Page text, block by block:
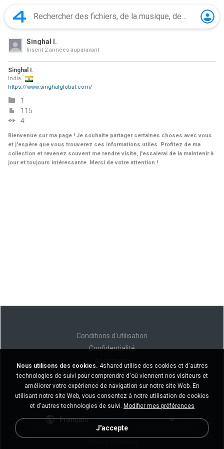
Singhal I.
Inscrit 2 années auparavant
Singhal I.
India
https://www.singhalglobal.com/
1
115
4
Bienvenue sur ma page ! Je souhaite partager certaines choses avec vous
et j'espère que vous trouverez ces informations utiles. Profitez de ma
collection et revenez souvent me rendre visite, j'essaierai de la maintenir à
jour et toujours intéressante. Merci de votre attention !
Conditions d'utilisation
Confidentialité
Ne vendez pas mes informations personnelles
Ne pas partager mes informations personnelles
Français
Nous utilisons des cookies. 4shared utilise des cookies et d'autres
technologies de suivi pour comprendre d'où viennent nos visiteurs et
améliorer votre expérience de navigation sur notre site Web. En
utilisant notre site Web, vous consentez à notre utilisation de cookies
et d'autres technologies de suivi. Modifier mes préférences
J'accepte